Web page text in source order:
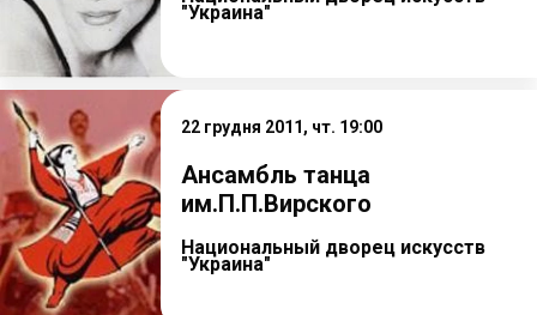
"Украина"
22 грудня 2011, чт. 19:00
Ансамбль танца
им.П.П.Вирского
Национальный дворец искусств
"Украина"